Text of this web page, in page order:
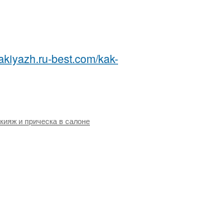
best.com/kak-
и прическа в салоне